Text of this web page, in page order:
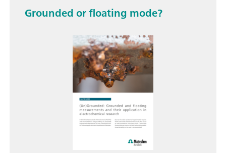
Grounded or floating mode?